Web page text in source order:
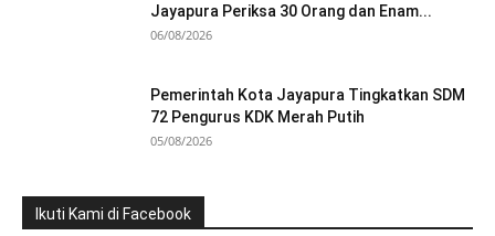
Jayapura Periksa 30 Orang dan Enam...
06/08/2026
Pemerintah Kota Jayapura Tingkatkan SDM
72 Pengurus KDK Merah Putih
05/08/2026
Ikuti Kami di Facebook